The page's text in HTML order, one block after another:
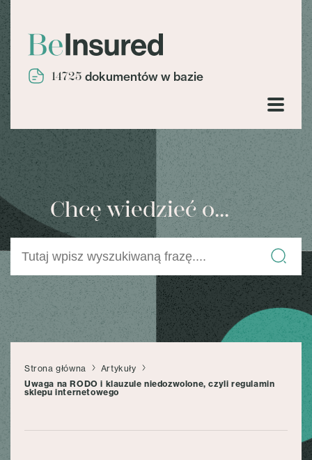
14725 dokumentów w bazie
Chcę wiedzieć o...
Strona główna
Artykuły
Uwaga na RODO i klauzule niedozwolone, czyli regulamin
sklepu internetowego